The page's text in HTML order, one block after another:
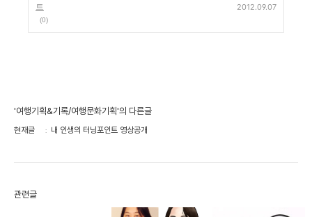
트
(0)
2012.09.07
'여행기획&기록/여행문화기획'의 다른글
현재글 내 인생의 터닝포인트 영상공개
관련글